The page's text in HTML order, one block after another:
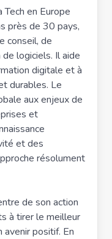
en Europe
près de 30 pays,
conseil, de
logiciels. Il aide
digitale et à
durables. Le
aux enjeux de
et
et des
résolument
de son action
à tirer le meilleur
avenir positif. En